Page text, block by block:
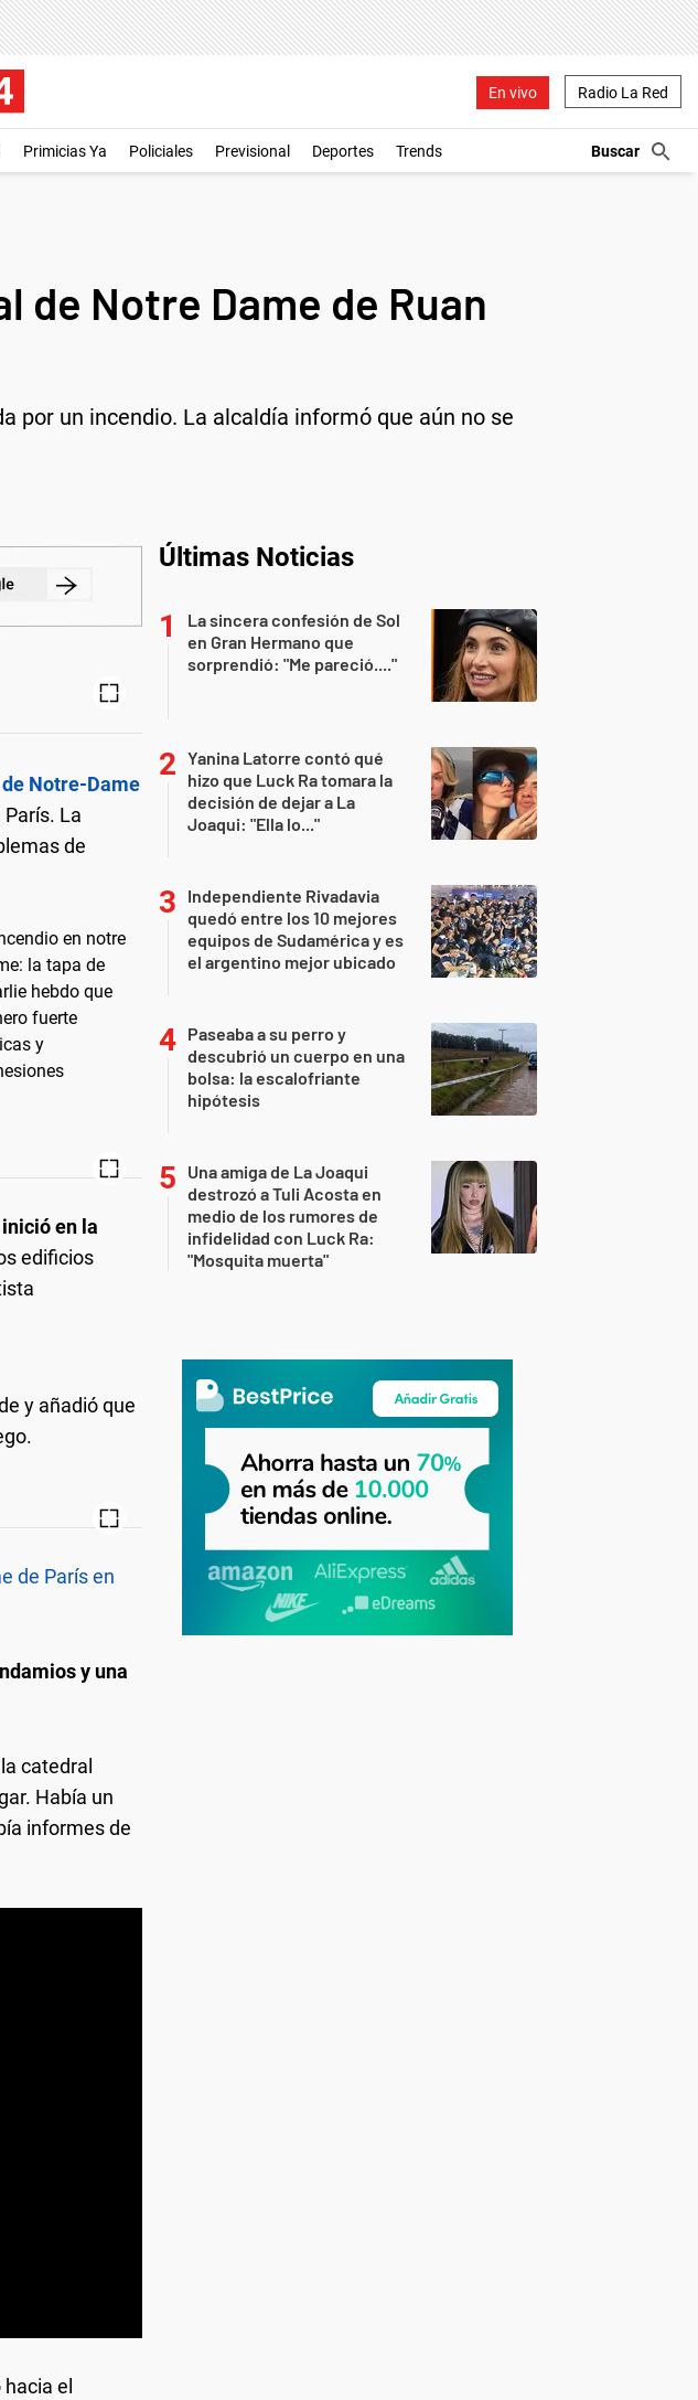
En vivo Radio La Red
Primicias Ya Policiales Previsional Deportes Trends
de Notre Dame de Ruan
por un incendio. La alcaldía informó que aún no se
Notre-Dame
La
de
en la
edificios
y añadió que
de París en
y una
catedral
Había un
informes de
el
Últimas Noticias
La sincera confesión de Sol
en Gran Hermano que
sorprendió: "Me pareció...."
Yanina Latorre contó qué
hizo que Luck Ra tomara la
decisión de dejar a La
Joaqui: "Ella lo..."
Independiente Rivadavia
quedó entre los 10 mejores
equipos de Sudamérica y es
el argentino mejor ubicado
Paseaba a su perro y
descubrió un cuerpo en una
bolsa: la escalofriante
hipótesis
Una amiga de La Joaqui
destrozó a Tuli Acosta en
medio de los rumores de
infidelidad con Luck Ra:
"Mosquita muerta"